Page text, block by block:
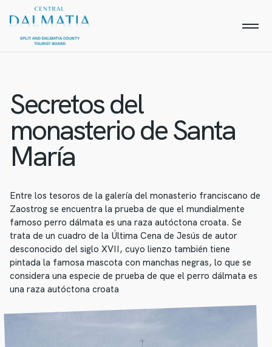
Secretos del
monasterio de Santa
María
Entre los tesoros de la galería del monasterio franciscano de
Zaostrog se encuentra la prueba de que el mundialmente
famoso perro dálmata es una raza autóctona croata. Se
trata de un cuadro de la Última Cena de Jesús de autor
desconocido del siglo XVII, cuyo lienzo también tiene
pintada la famosa mascota con manchas negras, lo que se
considera una especie de prueba de que el perro dálmata es
una raza autóctona croata